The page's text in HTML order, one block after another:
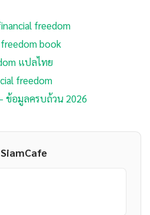
freedom
book
แปลไทย
freedom
ข้อมูลครบถ้วน 2026